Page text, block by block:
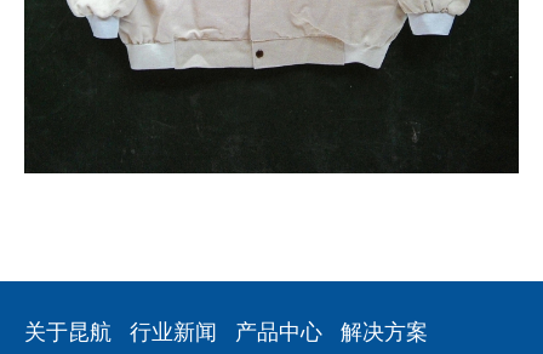
关于昆航 行业新闻 产品中心 解决方案